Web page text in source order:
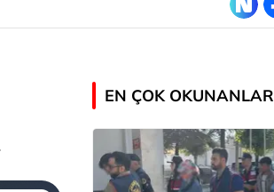
EN ÇOK OKUNANLAR